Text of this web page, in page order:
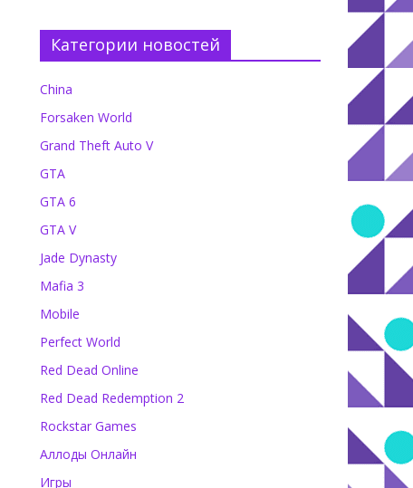
Категории новостей
China
Forsaken World
Grand Theft Auto V
GTA
GTA 6
GTA V
Jade Dynasty
Mafia 3
Mobile
Perfect World
Red Dead Online
Red Dead Redemption 2
Rockstar Games
Аллоды Онлайн
Игры